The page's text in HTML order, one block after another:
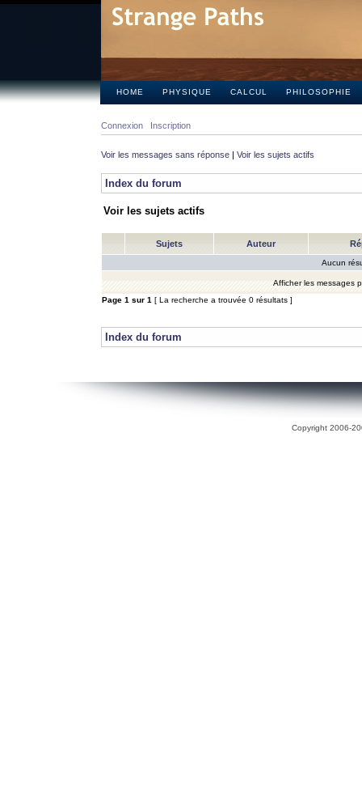
HOME PHYSIQUE CALCUL PHILOSOPHIE
Connexion Inscription
Voir les messages sans réponse | Voir les sujets actifs
Index du forum
Voir les sujets actifs
Sujets Auteur
Aucun
Afficher les messages
Page 1 sur 1 [ La recherche a trouvée 0 résultats ]
Index du forum
Copyright 2006-